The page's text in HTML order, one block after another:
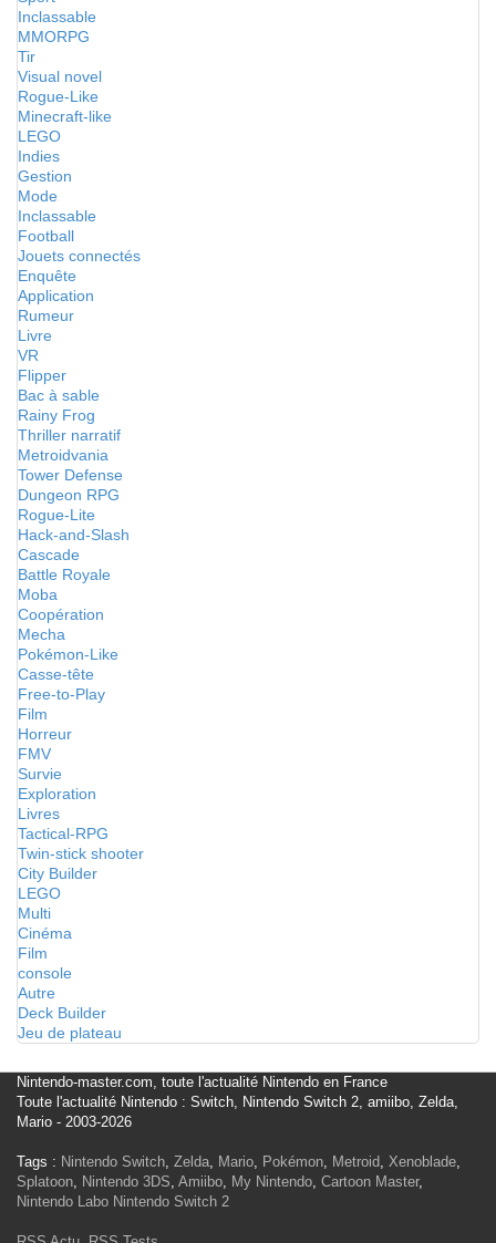
Inclassable
MMORPG
Tir
Visual novel
Rogue-Like
Minecraft-like
LEGO
Indies
Gestion
Mode
Inclassable
Football
Jouets connectés
Enquête
Application
Rumeur
Livre
VR
Flipper
Bac à sable
Rainy Frog
Thriller narratif
Metroidvania
Tower Defense
Dungeon RPG
Rogue-Lite
Hack-and-Slash
Cascade
Battle Royale
Moba
Coopération
Mecha
Pokémon-Like
Casse-tête
Free-to-Play
Film
Horreur
FMV
Survie
Exploration
Livres
Tactical-RPG
Twin-stick shooter
City Builder
LEGO
Multi
Cinéma
Film
console
Autre
Deck Builder
Jeu de plateau
Nintendo-master.com, toute l'actualité Nintendo en France
Toute l'actualité Nintendo : Switch, Nintendo Switch 2, amiibo, Zelda,
Mario - 2003-2026
Tags : Nintendo Switch, Zelda, Mario, Pokémon, Metroid, Xenoblade,
Splatoon, Nintendo 3DS, Amiibo, My Nintendo, Cartoon Master,
Nintendo Labo Nintendo Switch 2